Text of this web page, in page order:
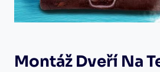
Montáž Dveří Na